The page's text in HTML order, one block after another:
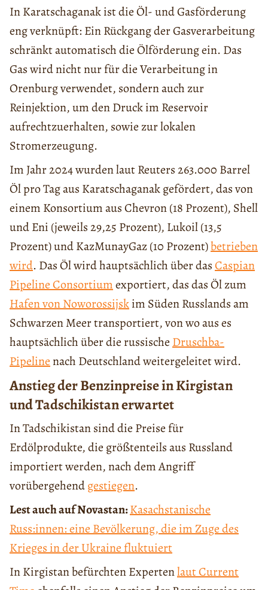
In Karatschaganak ist die Öl- und Gasförderung
eng verknüpft: Ein Rückgang der Gasverarbeitung
schränkt automatisch die Ölförderung ein. Das
Gas wird nicht nur für die Verarbeitung in
Orenburg verwendet, sondern auch zur
Reinjektion, um den Druck im Reservoir
aufrechtzuerhalten, sowie zur lokalen
Stromerzeugung.
Im Jahr 2024 wurden laut Reuters 263.000 Barrel
Öl pro Tag aus Karatschaganak gefördert, das von
einem Konsortium aus Chevron (18 Prozent), Shell
und Eni (jeweils 29,25 Prozent), Lukoil (13,5
Prozent) und KazMunayGaz (10 Prozent)betrieben
wird. Das Öl wird hauptsächlich über dasCaspian
Pipeline Consortiumexportiert, das das Öl zum
Hafen von Noworossijskim Süden Russlands am
Schwarzen Meer transportiert, von wo aus es
hauptsächlich über die russische Druschba-
Pipelinenach Deutschland weitergeleitet wird.
Anstieg der Benzinpreise in Kirgistan
und Tadschikistan erwartet
In Tadschikistan sind die Preise für
Erdölprodukte, die größtenteils aus Russland
importiert werden, nach dem Angriff
vorübergehendgestiegen.
Lest auch auf Novastan:Kasachstanische
Russ:innen: eine Bevölkerung, die im Zuge des
Krieges in der Ukraine fluktuiert
In Kirgistan befürchten Expertenlaut Current